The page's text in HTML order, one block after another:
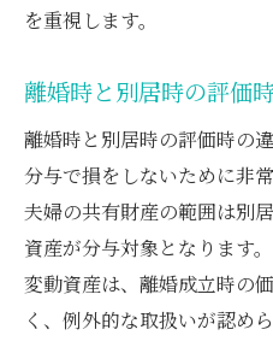
を重視します。
離婚時と別居時の評価
離婚時と別居時の評価時の
分与で損をしないために非
夫婦の共有財産の範囲は別
資産が分与対象となります
変動資産は、離婚成立時の
く、例外的な取扱いが認めら